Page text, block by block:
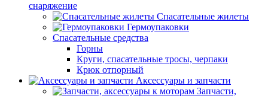
снаряжение
Спасательные жилеты
Гермоупаковки
Спасательные средства
Горны
Круги, спасательные тросы, черпаки
Крюк отпорный
Аксессуары и запчасти
Запчасти,